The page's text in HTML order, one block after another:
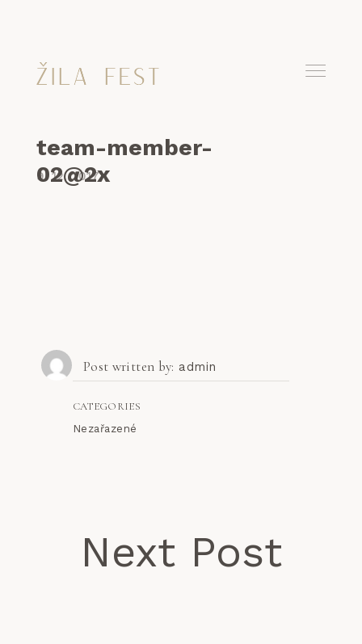
team-member-
02@2x
9. 12. 2017
Post written by admin
CATEGORIES
Nezařazené
Next Post